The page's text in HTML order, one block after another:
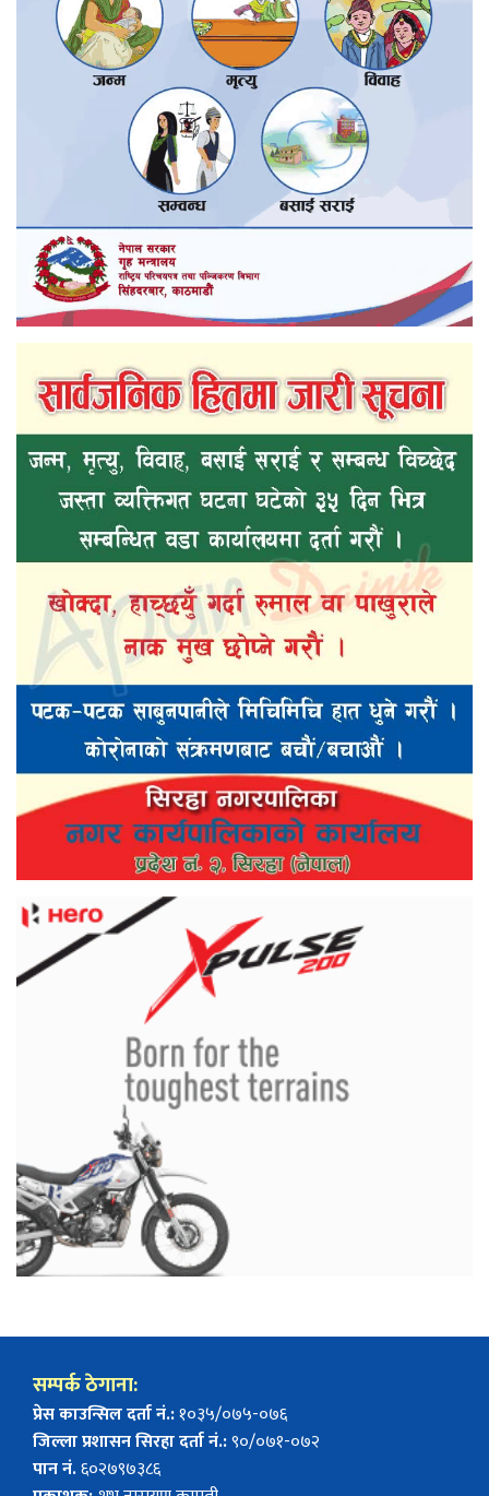
सम्पर्क ठेगाना:
प्रेस काउन्सिल दर्ता नं.:१०३५/०७५-०७६
जिल्ला प्रशासन सिरहा दर्ता नं.:९०/०७१-०७२
पान नं.६०२७९७३८६